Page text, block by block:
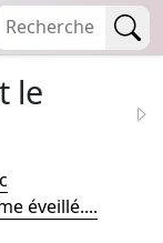
le
éveillé....